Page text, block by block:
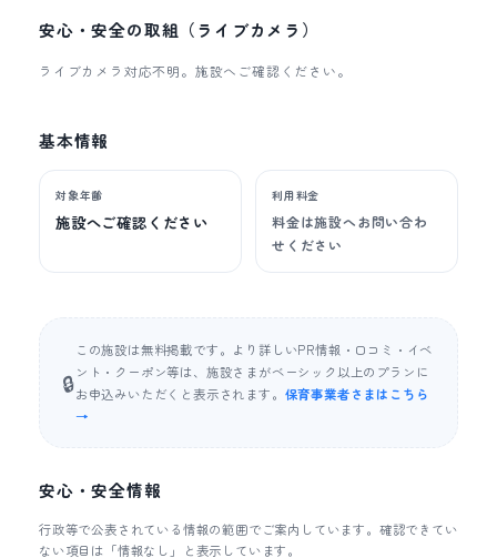
安心・安全の取組（ライブカメラ）
ライブカメラ対応不明。施設へご確認ください。
基本情報
対象年齢
施設へご確認ください
利用料金
料金は施設へお問い合わ
せください
🔒
この施設は無料掲載です。より詳しいPR情報・口コミ・イベ
ント・クーポン等は、施設さまがベーシック以上のプランに
お申込みいただくと表示されます。 保育事業者さまはこちら
→
安心・安全情報
行政等で公表されている情報の範囲でご案内しています。確認できてい
ない項目は「情報なし」と表示しています。